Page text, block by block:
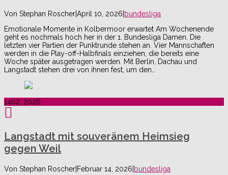
Von Stephan Roscher|April 10, 2026|bundesliga
Emotionale Momente in Kolbermoor erwartet Am Wochenende
geht es nochmals hoch her in der 1. Bundesliga Damen. Die
letzten vier Partien der Punktrunde stehen an. Vier Mannschaften
werden in die Play-off-Halbfinals einziehen, die bereits eine
Woche später ausgetragen werden. Mit Berlin, Dachau und
Langstadt stehen drei von ihnen fest, um den…
1402, 2026
Langstadt mit souveränem Heimsieg
gegen Weil
Von Stephan Roscher|Februar 14, 2026|bundesliga